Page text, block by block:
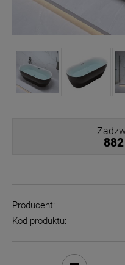
Producent:
Kod produktu: